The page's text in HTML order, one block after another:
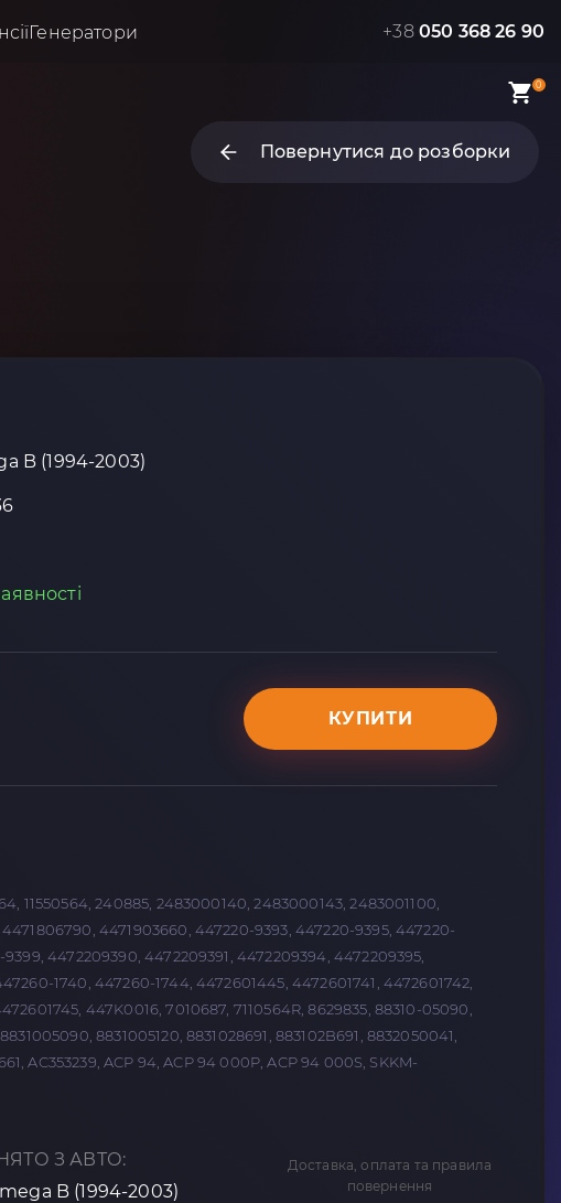
Генератори +38 050 368 26 90
0
Повернутися до розборки
B (1994-2003)
КУПИТИ
11550564, 240885, 2483000140, 2483000143, 2483001100,
4471903660, 447220-9393, 447220-9395, 447220-
4472209390, 4472209391, 4472209394, 4472209395,
1740, 447260-1744, 4472601445, 4472601741, 4472601742,
447K0016, 7010687, 7110564R, 8629835, 88310-05090,
8831005120, 8831028691, 883102B691, 8832050041,
661, AC353239, ACP 94, ACP 94 000P, ACP 94 000S, SKKM-
З АВТО:
B (1994-2003)
Доставка, оплата та правила
повернення